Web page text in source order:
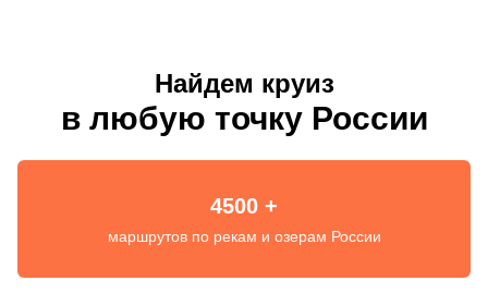
Найдем круиз
в любую точку России
4500 +
маршрутов по рекам и озерам России